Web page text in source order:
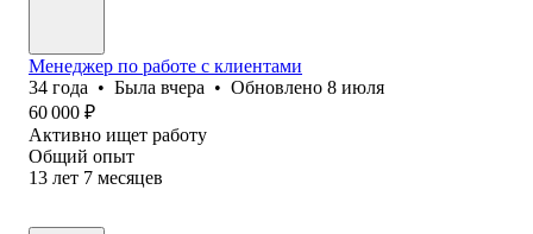
Менеджер по работе с клиентами
34 года • Была вчера • Обновлено 8 июля
60 000 ₽
Активно ищет работу
Общий опыт
13 лет 7 месяцев